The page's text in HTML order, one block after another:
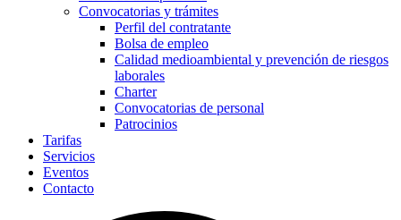
Convocatorias y trámites
Perfil del contratante
Bolsa de empleo
Calidad medioambiental y prevención de riesgos
laborales
Charter
Convocatorias de personal
Patrocinios
Tarifas
Servicios
Eventos
Contacto